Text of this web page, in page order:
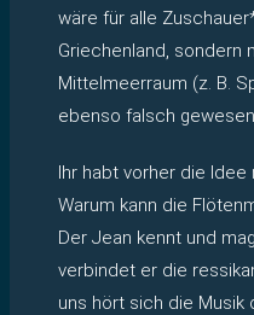
wäre für alle
Griechenland, sondern
Mittelmeerraum (z. B.
ebenso falsch
Ihr habt vorher die
Warum kann die
Der Jean kennt und
verbindet er die
uns hört sich die Musik